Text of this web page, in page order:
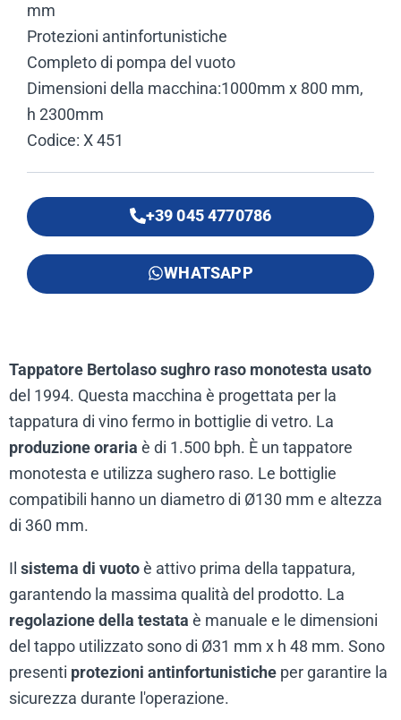
mm
Protezioni antinfortunistiche
Completo di pompa del vuoto
Dimensioni della macchina:1000mm x 800 mm,
h 2300mm
Codice: X 451
+39 045 4770786
WHATSAPP
Tappatore Bertolaso sughro raso monotesta usato
del 1994. Questa macchina è progettata per la
tappatura di vino fermo in bottiglie di vetro. La
produzione oraria è di 1.500 bph. È un tappatore
monotesta e utilizza sughero raso. Le bottiglie
compatibili hanno un diametro di Ø130 mm e altezza
di 360 mm.
Il sistema di vuotoè attivo prima della tappatura,
garantendo la massima qualità del prodotto. La
regolazione della testata è manuale e le dimensioni
del tappo utilizzato sono di Ø31 mm x h 48 mm. Sono
presenti protezioni antinfortunistiche per garantire la
sicurezza durante l'operazione.